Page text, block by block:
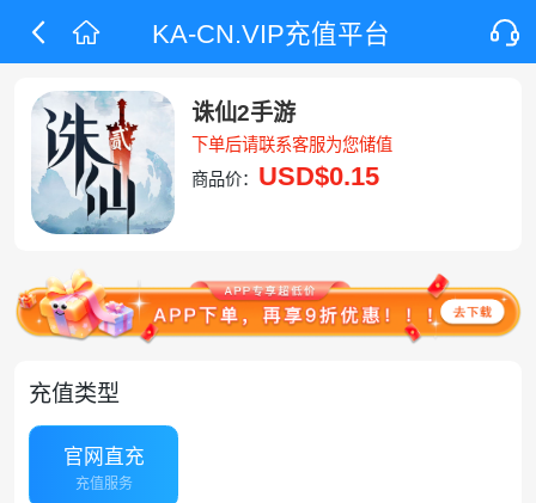
KA-CN.VIP充值平台
诛仙2手游
下单后请联系客服为您储值
商品价： USD$0.15
充值类型
官网直充
充值服务